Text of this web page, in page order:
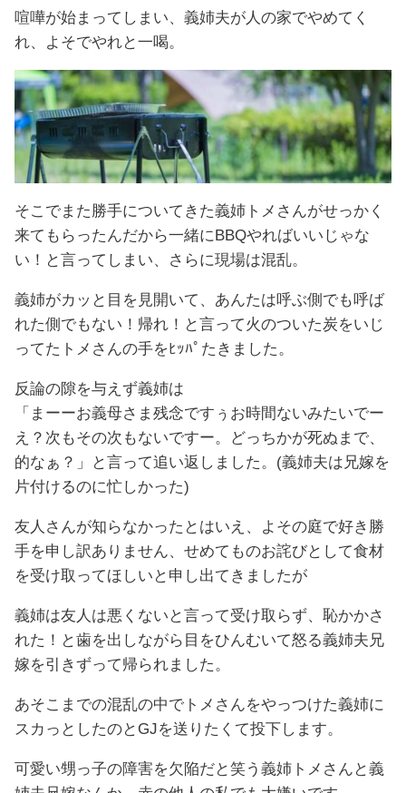
喧嘩が始まってしまい、義姉夫が人の家でやめてく
れ、よそでやれと一喝。
そこでまた勝手についてきた義姉トメさんがせっかく
来てもらったんだから一緒にBBQやればいいじゃな
い！と言ってしまい、さらに現場は混乱。
義姉がカッと目を見開いて、あんたは呼ぶ側でも呼ば
れた側でもない！帰れ！と言って火のついた炭をいじ
ってたトメさんの手をﾋｯﾊﾟたきました。
反論の隙を与えず義姉は
「まーーお義母さま残念ですぅお時間ないみたいでー
え？次もその次もないですー。どっちかが死ぬまで、
的なぁ？」と言って追い返しました。(義姉夫は兄嫁を
片付けるのに忙しかった)
友人さんが知らなかったとはいえ、よその庭で好き勝
手を申し訳ありません、せめてものお詫びとして食材
を受け取ってほしいと申し出てきましたが
義姉は友人は悪くないと言って受け取らず、恥かかさ
れた！と歯を出しながら目をひんむいて怒る義姉夫兄
嫁を引きずって帰られました。
あそこまでの混乱の中でトメさんをやっつけた義姉に
スカっとしたのとGJを送りたくて投下します。
可愛い甥っ子の障害を欠陥だと笑う義姉トメさんと義